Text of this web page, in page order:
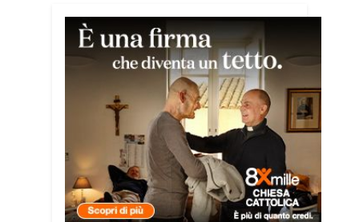
Tra le testimonianze quella di Thea,
giovane libanese del Consiglio dei
Giovani del Mediterraneo della CEI: «Il
campo è molto più di un’esperienza di
volontariato: è un’opportunità per
costruire relazioni attraverso il servizio,
linguaggio universale capace di unire
persone diverse».
Condividi: